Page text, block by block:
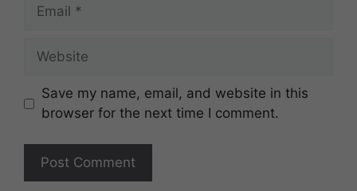
Website
Save my name, email, and website in this
browser for the next time I comment.